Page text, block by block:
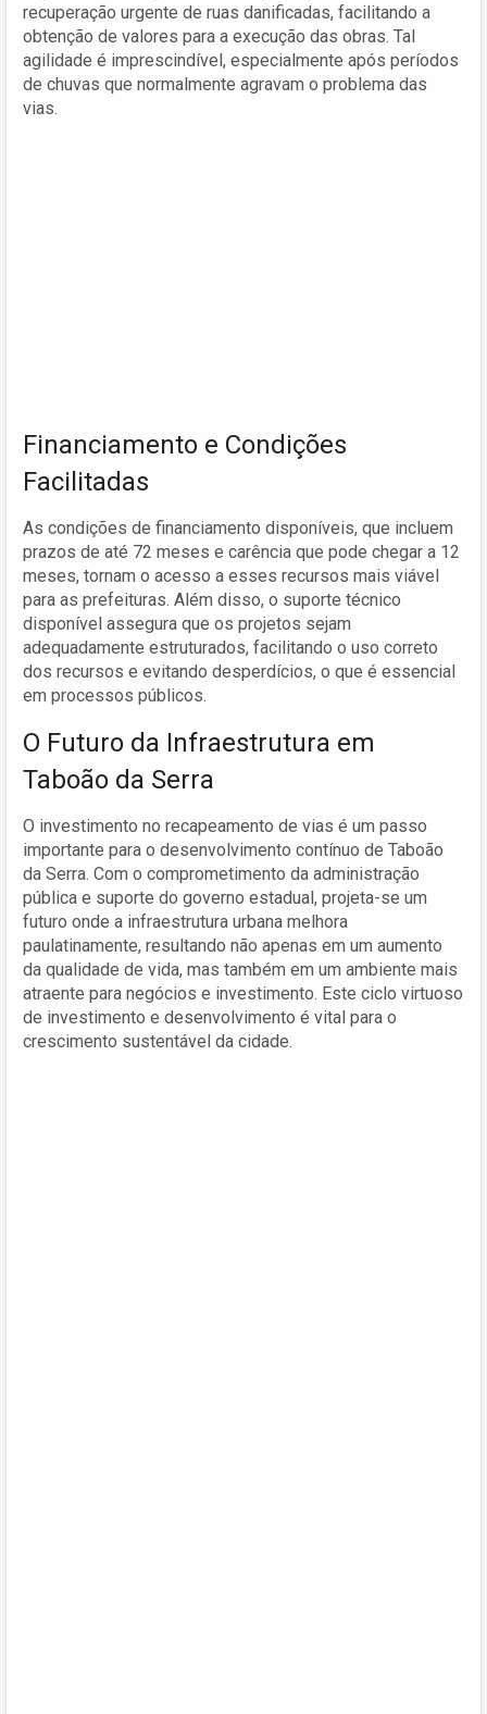
recuperação urgente de ruas danificadas, facilitando a
obtenção de valores para a execução das obras. Tal
agilidade é imprescindível, especialmente após períodos
de chuvas que normalmente agravam o problema das
vias.
Financiamento e Condições
Facilitadas
As condições de financiamento disponíveis, que incluem
prazos de até 72 meses e carência que pode chegar a 12
meses, tornam o acesso a esses recursos mais viável
para as prefeituras. Além disso, o suporte técnico
disponível assegura que os projetos sejam
adequadamente estruturados, facilitando o uso correto
dos recursos e evitando desperdícios, o que é essencial
em processos públicos.
O Futuro da Infraestrutura em
Taboão da Serra
O investimento no recapeamento de vias é um passo
importante para o desenvolvimento contínuo de Taboão
da Serra. Com o comprometimento da administração
pública e suporte do governo estadual, projeta-se um
futuro onde a infraestrutura urbana melhora
paulatinamente, resultando não apenas em um aumento
da qualidade de vida, mas também em um ambiente mais
atraente para negócios e investimento. Este ciclo virtuoso
de investimento e desenvolvimento é vital para o
crescimento sustentável da cidade.